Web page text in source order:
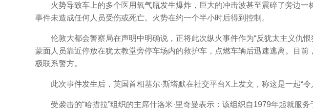
火势导致车上的多个医用氧气瓶发生爆炸，巨大的冲击波甚至震碎了旁边一
事件未造成任何人员受伤或死亡。火势在约一个半小时后得到控制。
伦敦大都会警察局在声明中明确说，正将此次纵火事件作为“反犹太主义仇恨
蒙面人员靠近停放在犹太教堂旁停车场内的救护车，点燃车辆后迅速逃离。目
极联系警方。
此次事件发生后，英国首相基尔·斯塔默在社交平台X上发文，称这是一起“令
受袭击的“哈措拉”组织的主席什洛米·里奇曼表示：该组织自1979年起就服